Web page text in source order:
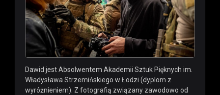
Dawid jest Absolwentem Akademii Sztuk Pięknych im.
Władysława Strzemińskiego w Łodzi (dyplom z
wyróżnieniem). Z fotografią związany zawodowo od